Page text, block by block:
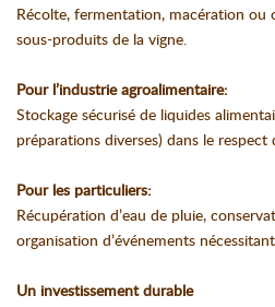
Récolte, fermentation, macération ou
sous-produits de la vigne.
Pour l’industrie agroalimentaire:
Stockage sécurisé de liquides
préparations diverses) dans le respect
Pour les particuliers:
Récupération d’eau de pluie,
organisation d’événements
Un investissement durable